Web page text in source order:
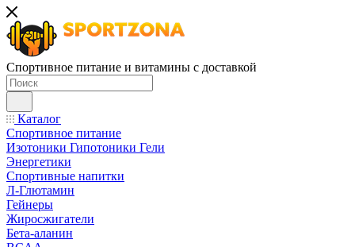
Спортивное питание и витамины с доставкой
Каталог
Спортивное питание
Изотоники Гипотоники Гели
Энергетики
Спортивные напитки
Л-Глютамин
Гейнеры
Жиросжигатели
Бета-аланин